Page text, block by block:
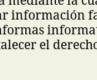
información
el